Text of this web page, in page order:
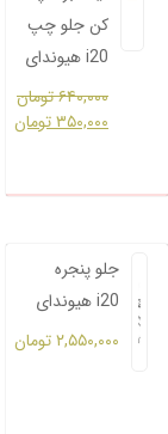
کن جلو چپ
هیوندای i20
۶۴۰,۰۰۰تومان
۳۵۰,۰۰۰تومان
جلو پنجره
هیوندای i20
۲,۵۵۰,۰۰۰تومان